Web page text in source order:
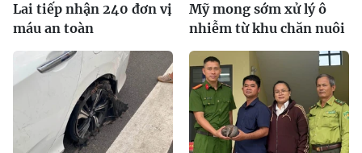
Lai tiếp nhận 240 đơn vị
máu an toàn
Mỹ mong sớm xử lý ô
nhiễm từ khu chăn nuôi